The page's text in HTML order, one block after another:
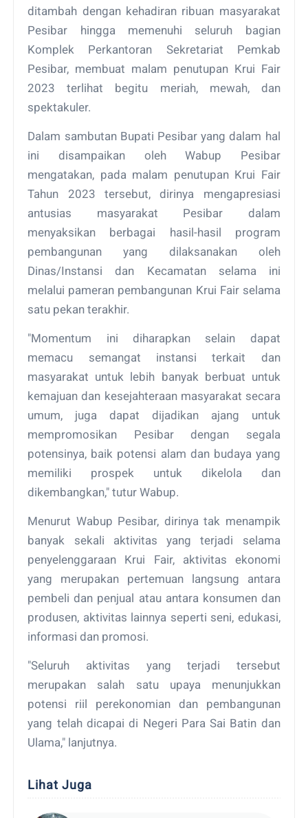
ditambah dengan kehadiran ribuan masyarakat
Pesibar hingga memenuhi seluruh bagian
Komplek Perkantoran Sekretariat Pemkab
Pesibar, membuat malam penutupan Krui Fair
2023 terlihat begitu meriah, mewah, dan
spektakuler.
Dalam sambutan Bupati Pesibar yang dalam hal
ini disampaikan oleh Wabup Pesibar
mengatakan, pada malam penutupan Krui Fair
Tahun 2023 tersebut, dirinya mengapresiasi
antusias masyarakat Pesibar dalam
menyaksikan berbagai hasil-hasil program
pembangunan yang dilaksanakan oleh
Dinas/Instansi dan Kecamatan selama ini
melalui pameran pembangunan Krui Fair selama
satu pekan terakhir.
"Momentum ini diharapkan selain dapat
memacu semangat instansi terkait dan
masyarakat untuk lebih banyak berbuat untuk
kemajuan dan kesejahteraan masyarakat secara
umum, juga dapat dijadikan ajang untuk
mempromosikan Pesibar dengan segala
potensinya, baik potensi alam dan budaya yang
memiliki prospek untuk dikelola dan
dikembangkan," tutur Wabup.
Menurut Wabup Pesibar, dirinya tak menampik
banyak sekali aktivitas yang terjadi selama
penyelenggaraan Krui Fair, aktivitas ekonomi
yang merupakan pertemuan langsung antara
pembeli dan penjual atau antara konsumen dan
produsen, aktivitas lainnya seperti seni, edukasi,
informasi dan promosi.
"Seluruh aktivitas yang terjadi tersebut
merupakan salah satu upaya menunjukkan
potensi riil perekonomian dan pembangunan
yang telah dicapai di Negeri Para Sai Batin dan
Ulama," lanjutnya.
Lihat Juga